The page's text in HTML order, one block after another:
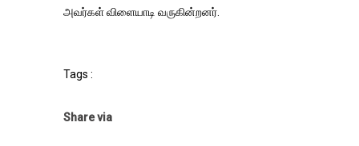
அவர்கள் விளையாடி வருகின்றனர்.
Tags :
Share via